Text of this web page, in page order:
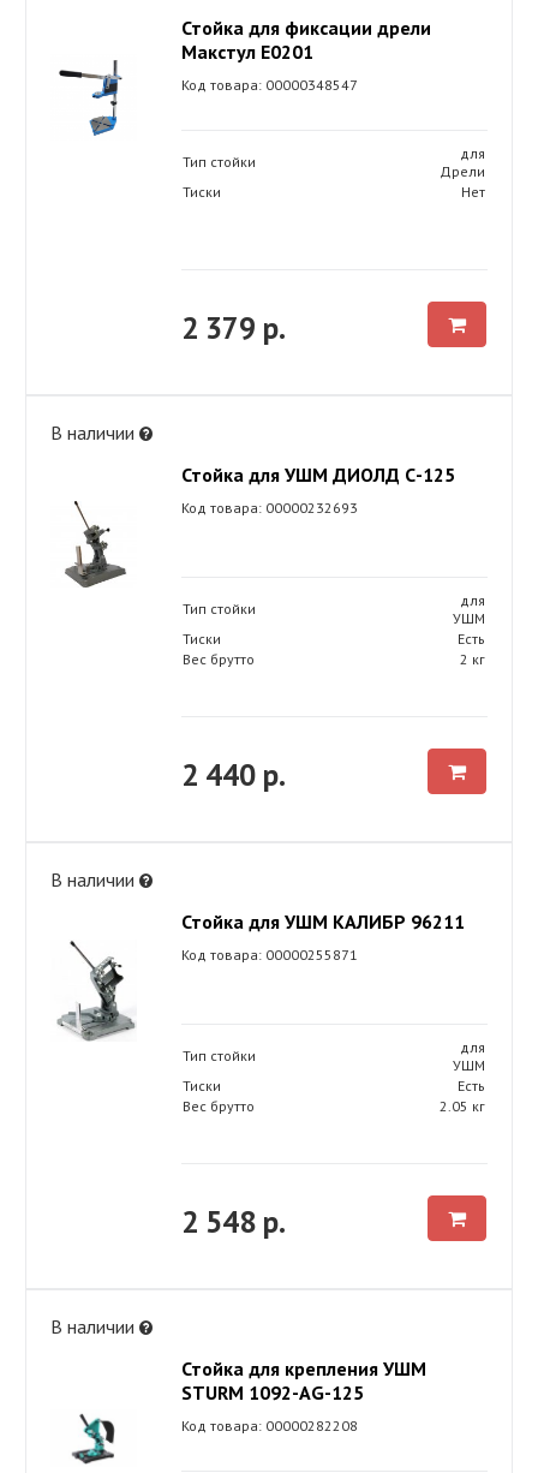
Стойка для фиксации дрели
Макстул E0201
Код товара: 00000348547
Тип стойки
для
Дрели
Тиски
Нет
2 379 р.
В наличии
Стойка для УШМ ДИОЛД С-125
Код товара: 00000232693
Тип стойки
для
УШМ
Тиски
Есть
Вес брутто
2 кг
2 440 р.
В наличии
Стойка для УШМ КАЛИБР 96211
Код товара: 00000255871
Тип стойки
для
УШМ
Тиски
Есть
Вес брутто
2.05 кг
2 548 р.
В наличии
Стойка для крепления УШМ
STURM 1092-AG-125
Код товара: 00000282208